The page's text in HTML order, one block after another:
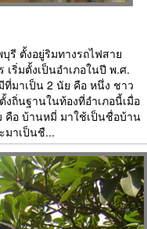
รี ตั้งอยู่ริมทางรถไฟสาย
เริ่มตั้งเป็นอำเภอในปี พ.ศ.
ที่มาเป็น 2 นัย คือ หนึ่ง ชาว
ถิ่นฐานในท้องที่อำเภอนี้เมื่อ
อ บ้านหมี่ มาใช้เป็นชื่อบ้าน
มาเป็นชื...